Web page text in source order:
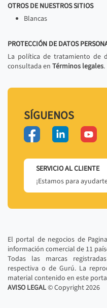
OTROS DE NUESTROS SITIOS
Blancas
PROTECCIÓN DE DATOS
La política de tratamiento de
consultada en Términos legales.
SÍGUENOS
SERVICIO AL CLIENTE
¡Estamos para
El portal de negocios de
información comercial de 11
Todas las marcas
respectiva o de Gurú. La
material contenido en este
AVISO LEGAL© Copyright2026